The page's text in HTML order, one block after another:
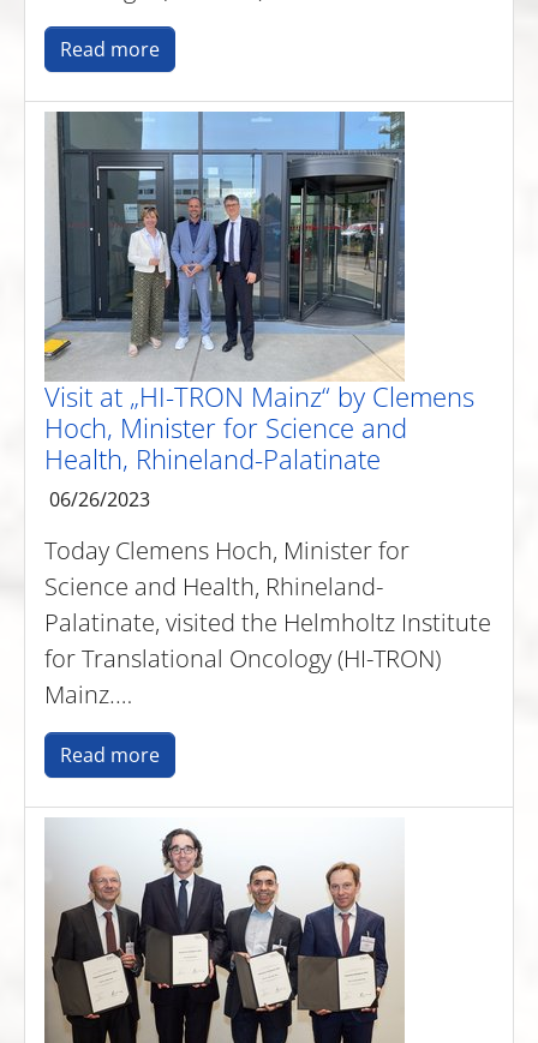
Read more
Visit at „HI-TRON Mainz“ by Clemens
Hoch, Minister for Science and
Health, Rhineland-Palatinate
06/26/2023
Today Clemens Hoch, Minister for
Science and Health, Rhineland-
Palatinate, visited the Helmholtz Institute
for Translational Oncology (HI-TRON)
Mainz.…
Read more